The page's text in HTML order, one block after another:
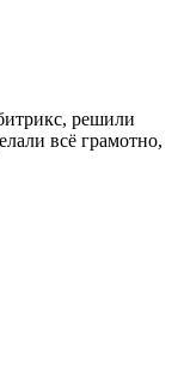
решили
всё грамотно,